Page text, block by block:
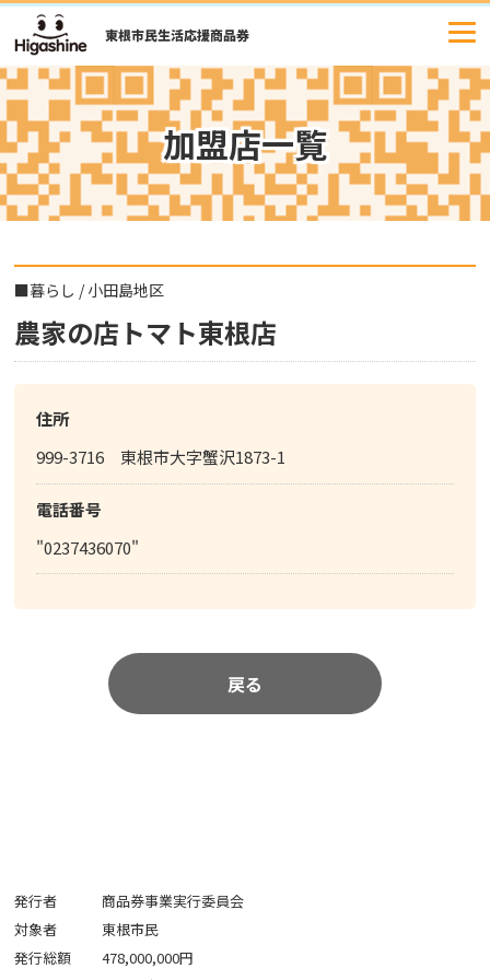
コ
ン
テ
ン
ツ
へ
ス
キ
ッ
加盟店一覧
■暮らし /小田島地区
農家の店トマト東根店
住所
999-3716 東根市大字蟹沢1873-1
電話番号
"0237436070"
戻る
発行者
商品券事業実行委員会
対象者
東根市民
発行総額
478,000,000円